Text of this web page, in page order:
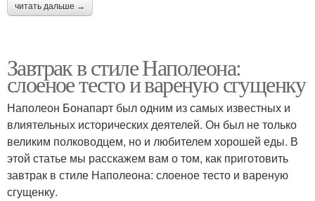
читать дальше →
Завтрак в стиле Наполеона:
слоеное тесто и вареную сгущенку
Наполеон Бонапарт был одним из самых известных и
влиятельных исторических деятелей. Он был не только
великим полководцем, но и любителем хорошей еды. В
этой статье мы расскажем вам о том, как приготовить
завтрак в стиле Наполеона: слоеное тесто и вареную
сгущенку.